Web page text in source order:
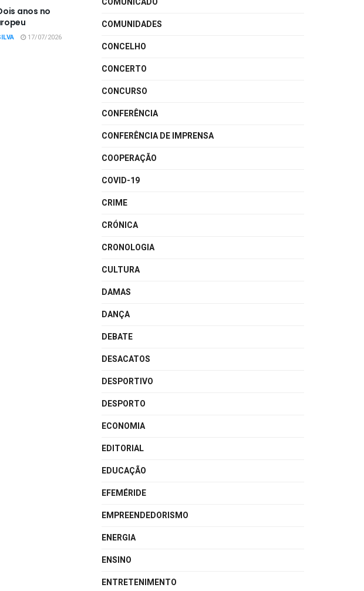
anos no
17/07/2026
COMUNIDADES
CONCELHO
CONCERTO
CONCURSO
CONFERÊNCIA
CONFERÊNCIA DE IMPRENSA
COOPERAÇÃO
COVID-19
CRIME
CRÓNICA
CRONOLOGIA
CULTURA
DAMAS
DANÇA
DEBATE
DESACATOS
DESPORTIVO
DESPORTO
ECONOMIA
EDITORIAL
EDUCAÇÃO
EFEMÉRIDE
EMPREENDEDORISMO
ENERGIA
ENSINO
ENTRETENIMENTO